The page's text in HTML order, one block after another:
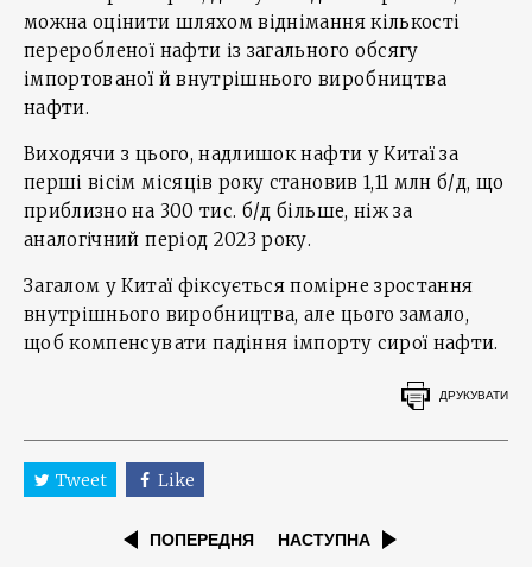
можна оцінити шляхом віднімання кількості
переробленої нафти із загального обсягу
імпортованої й внутрішнього виробництва
нафти.
Виходячи з цього, надлишок нафти у Китаї за
перші вісім місяців року становив 1,11 млн б/д, що
приблизно на 300 тис. б/д більше, ніж за
аналогічний період 2023 року.
Загалом у Китаї фіксується помірне зростання
внутрішнього виробництва, але цього замало,
щоб компенсувати падіння імпорту сирої нафти.
ДРУКУВАТИ
Tweet Like
ПОПЕРЕДНЯ НАСТУПНА